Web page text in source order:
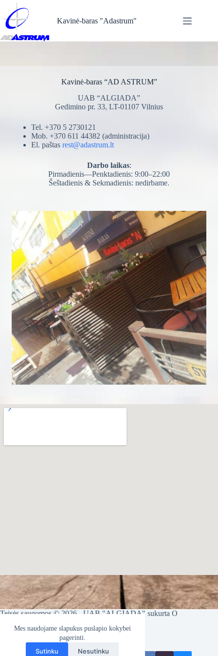
content
Mes naudojame slapukus puslapio kokybei
pagerinti.
Sutinku Nesutinku
Kavinė-baras "Adastrum"
Kavinė-baras “AD ASTRUM”
UAB “ALGIADA”
Gedimino pr. 33, LT-01107 Vilnius
Tel. +370 5 2730121
Mob. +370 611 44382 (administracija)
El. paštas rest@adastrum.lt
Darbo laikas:
Pirmadienis—Penktadienis: 9:00–22:00
Šeštadienis & Sekmadienis: nedirbame.
Teisės saugomos © 2026 - UAB "ALGIADA" sukurta O